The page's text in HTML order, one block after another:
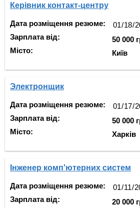
Керівник контакт-центру
Дата розміщення резюме:
Зарплата від:
Місто:
50 000
Київ
Электронщик
Дата розміщення резюме:
Зарплата від:
Місто:
50 000
Харків
Інженер комп'ютерних систем
Дата розміщення резюме:
Зарплата від:
20 000